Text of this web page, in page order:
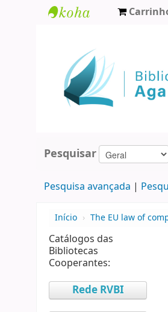
Agamenon
Magalhães
Pesquisar
Pesquisa avançada
Início › The EU law of
Catálogos das
Bibliotecas
Cooperantes:
Rede RVBI